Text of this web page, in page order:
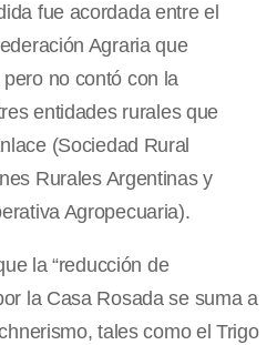
fue acordada entre el
Agraria que
no contó con la
entidades rurales que
(Sociedad Rural
Rurales Argentinas y
Agropecuaria).
la “reducción de
la Casa Rosada se suma a
tales como el Trigo